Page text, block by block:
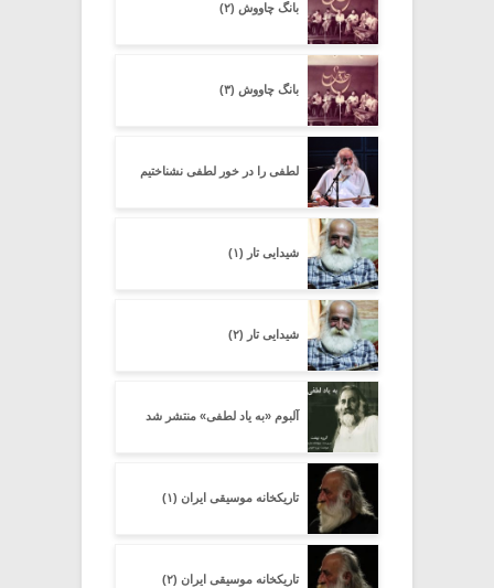
بانگ چاووش (۲)
بانگ چاووش (۳)
لطفی را در خور لطفی نشناختیم
شیدایی تار (۱)
شیدایی تار (۲)
آلبوم «به یاد لطفی» منتشر شد
تاریکخانه موسیقی ایران (۱)
تاریکخانه موسیقی ایران (۲)